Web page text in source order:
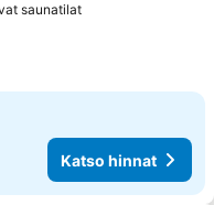
saunatilatKatso hinnat
Katso hinnat